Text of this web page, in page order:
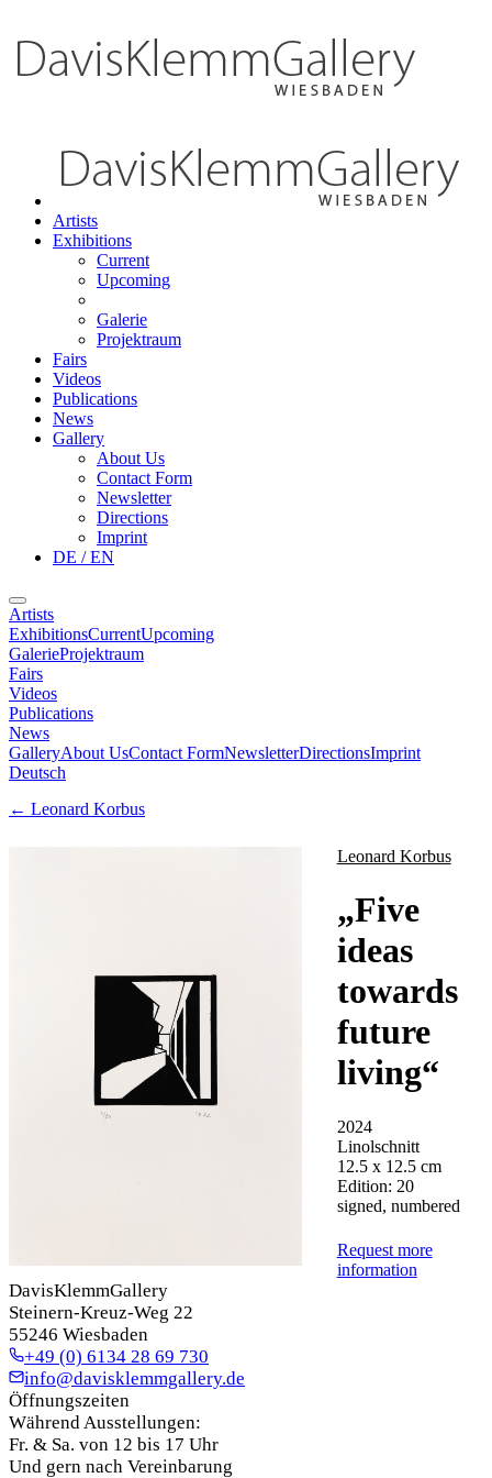
Artists
Exhibitions
Current
Upcoming
Galerie
Projektraum
Fairs
Videos
Publications
News
Gallery
About Us
Contact Form
Newsletter
Directions
Imprint
DE / EN
Artists
ExhibitionsCurrentUpcoming
GalerieProjektraum
Fairs
Videos
Publications
News
GalleryAbout UsContact FormNewsletterDirectionsImprint
Deutsch
← Leonard Korbus
Leonard Korbus
„Five
ideas
towards
future
living“
2024
Linolschnitt
12.5 x 12.5 cm
Edition: 20
signed, numbered
Request more
information
DavisKlemmGallery
Steinern-Kreuz-Weg 22
55246 Wiesbaden
+49 (0) 6134 28 69 730
info@davisklemmgallery.de
Öffnungszeiten
Während Ausstellungen:
Fr. & Sa. von 12 bis 17 Uhr
Und gern nach Vereinbarung